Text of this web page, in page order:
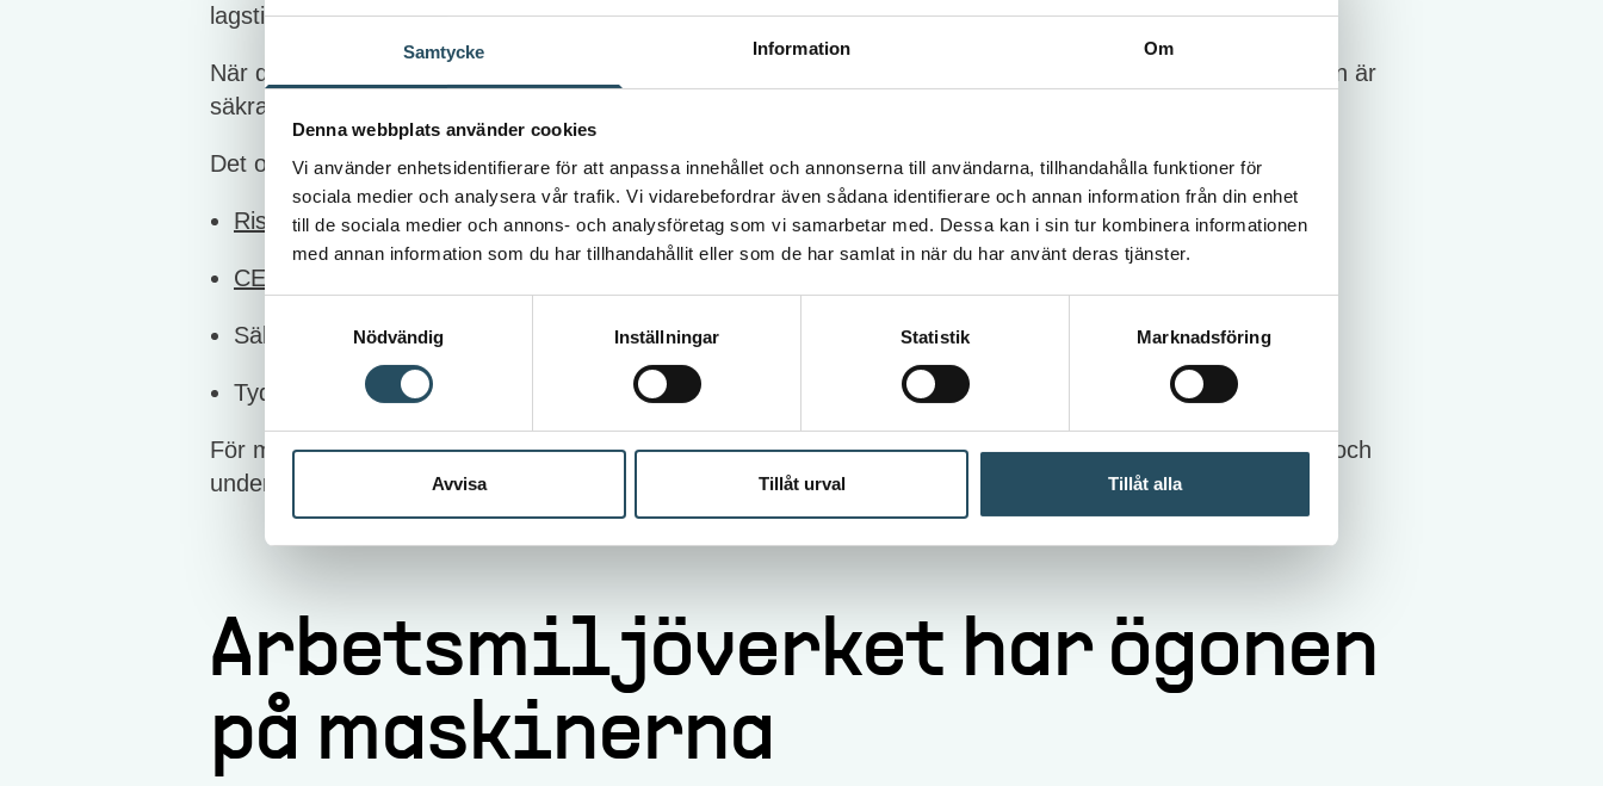
Samtycke Information Om
Denna webbplats använder cookies
Vi använder enhetsidentifierare för att anpassa innehållet och annonserna till användarna, tillhandahålla funktioner för
sociala medier och analysera vår trafik. Vi vidarebefordrar även sådana identifierare och annan information från din enhet
till de sociala medier och annons- och analysföretag som vi samarbetar med. Dessa kan i sin tur kombinera informationen
med annan information som du har tillhandahållit eller som de har samlat in när du har använt deras tjänster.
Nödvändig
Inställningar Statistik Marknadsföring
Avvisa Tillåt urval Tillåt alla
lagstiftningens säkerhetskrav.
När det gäller maskiner handlar det i praktiken om att säkerställa att maskiner som släpps ut på marknaden är
säkra att använda och uppfyller de krav som ställs i EU:s maskinregelverk.
Det omfattar bland annat:
Riskbedömningochteknisk dokumentation
CE-märkning
Säker konstruktion och skyddsfunktioner
Tydliga instruktioner för säker användning
För maskinanvändare handlar det framför allt om att arbeta systematiskt med riskbedömning, säkert bruk och
underhåll – och att kunna visa vid en tillsyn att maskinen är säker i den aktuella arbetsmiljön.
Arbetsmiljöverket har ögonen
på maskinerna